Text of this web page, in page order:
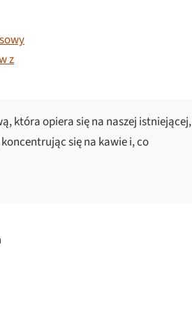
z
która opiera się na naszej istniejącej,
się na kawie i, co